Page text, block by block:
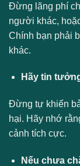
Đừng lãng phí
người khác,
Chính bạn phải
khác.
Hãy tin
Đừng tự khiến
hại. Hãy nhớ
cảnh tích cực.
Nếu chưa